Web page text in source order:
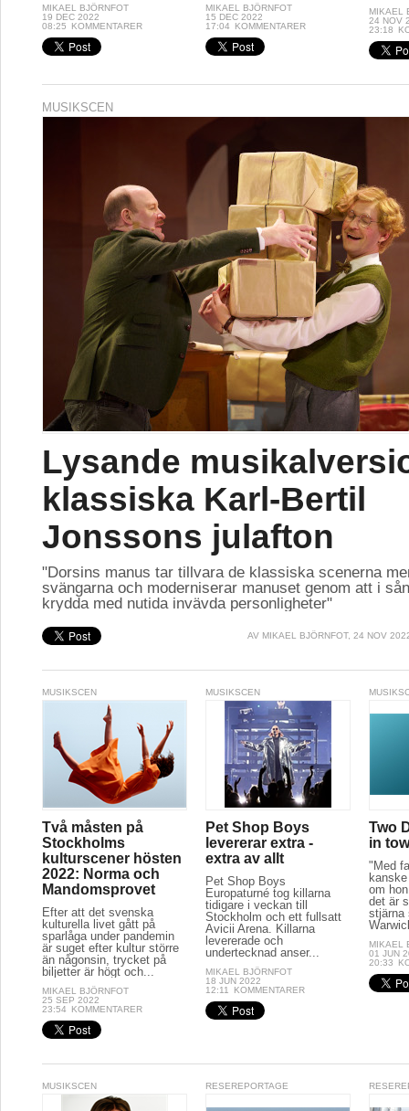
MIKAEL BJÖRNFOT
19 DEC 2022
08:25
KOMMENTARER
MIKAEL BJÖRNFOT
15 DEC 2022
17:04
KOMMENTARER
MIKAEL
24 NOV
23:18
MUSIKSCEN
Lysande
klassiska Karl-Bertil
Jonssons julafton
"Dorsins manus tar tillvara de klassiska scenerna
svängarna och moderniserar manuset genom att i
krydda med nutida invävda personligheter"
AV MIKAEL BJÖRNFOT, 24 NOV
MUSIKSCEN
Två måsten på
Stockholms
kulturscener hösten
2022: Norma och
Mandomsprovet
Efter att det svenska
kulturella livet gått på
sparlåga under pandemin
är suget efter kultur större
än någonsin, trycket på
biljetter är högt och...
MIKAEL BJÖRNFOT
25 SEP 2022
23:54
KOMMENTARER
MUSIKSCEN
Pet Shop Boys
levererar extra -
extra av allt
Pet Shop Boys
Europaturné tog killarna
tidigare i veckan till
Stockholm och ett fullsatt
Avicii Arena. Killarna
levererade och
undertecknad anser...
MIKAEL BJÖRNFOT
18 JUN 2022
12:11
KOMMENTARER
Two
in
"Med
om
det är
stjärna
MIKAEL
01 JUN
20:33
MUSIKSCEN RESEREPORTAGE